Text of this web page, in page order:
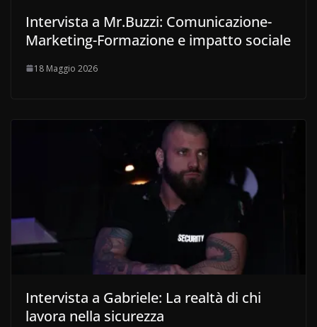
Intervista a Mr.Buzzi: Comunicazione-
Marketing-Formazione e impatto sociale
18 Maggio 2026
Intervista a Gabriele: La realtà di chi
lavora nella sicurezza